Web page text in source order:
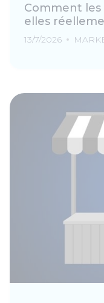
Comment
elles
13/7/2026